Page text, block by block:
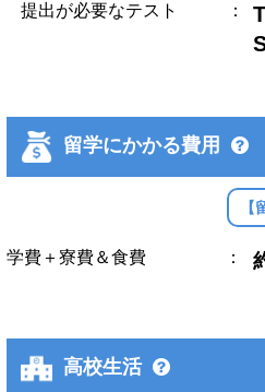
提出が必要なテスト ：
留学にかかる費用
学費＋寮費＆食費 ：
高校生活